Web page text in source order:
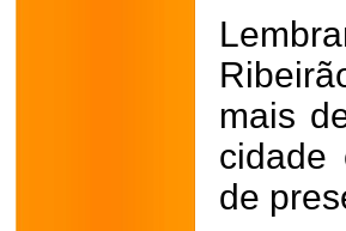
mais
cidade
de